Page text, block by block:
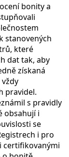
bonity a
stanovených
které
dat tak, aby
získaná
pravidel.
s pravidly
obsahují i
se
i pro
certifikovanými